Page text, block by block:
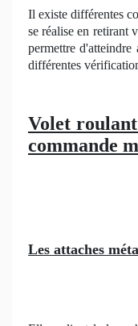
Il existe différentes
se réalise en retirant
permettre d'atteindre
différentes
Volet
commande
Les attaches